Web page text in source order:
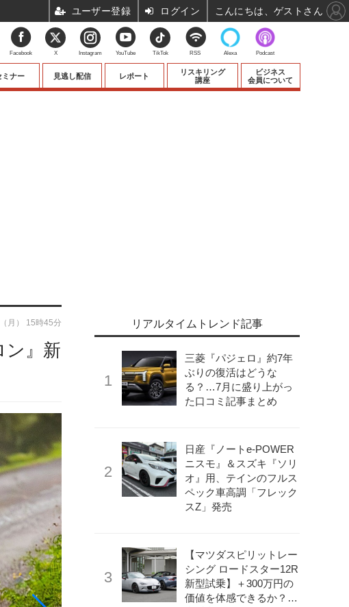
ミナー 見逃し配信 レポート
リスキリング
講座
ビジネス
会員について
ン』新
月） 15時45分 リアルタイムトレンド記事
三菱『パジェロ』約7年
ぶりの復活はどうな
る？…7月に盛り上がっ
た口コミ記事まとめ
日産『ノートe-POWER
ニスモ』＆スズキ『ソリ
オ』用、テインのフルス
ペック車高調「フレック
スZ」発売
【マツダスピリットレー
シング ロードスター12R
新型試乗】＋300万円の
価値を体感できるか？…
Facebook X Instagram YouTube TikTok RSS Alexa Podcast
ユーザー登録 ログイン こんにちは、ゲストさん